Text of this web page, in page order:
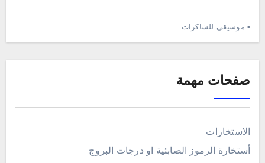
• موسيقى للشاكرات
صفحات مهمة
الاستخارات
أستخارة الرموز الصابئية او درجات البروج